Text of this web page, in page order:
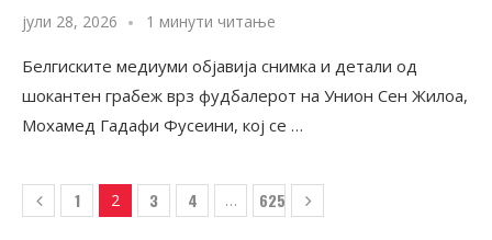
јули 28, 2026 1 минути читање
Белгиските медиуми објавија снимка и детали од
шокантен грабеж врз фудбалерот на Унион Сен Жилоа,
Мохамед Гадафи Фусеини, кој се …
1 2 3 4 … 625